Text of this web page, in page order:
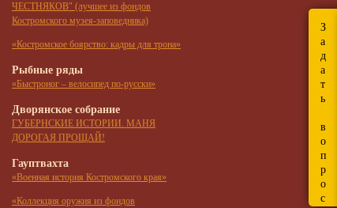
З
а
д
а
т
ь
в
о
п
р
о
с
ЧЕСТНЯКОВ" (лучшее из фондов
Костромского музея-заповедника)
«Костромское боярство: кадры для трона»
Рыбные ряды
«Быстроног – велосипед по-русски»
Дворянское собрание
ГУБЕРНСКИЕ ИСТОРИИ. МАНЯ
ДОРОГАЯ ПРОЩАЙ!
Гауптвахта
«Военная история Костромского края»
«Коллекция оружия из фондов